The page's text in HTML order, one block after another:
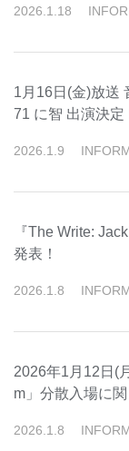
2026 1 18
1月16日(金)放送
71 に智 出演決定
2026 1 9
『The Write:
発表！
2026 1 8
2026年1月12日(
m」分散入場に関
2026 1 8